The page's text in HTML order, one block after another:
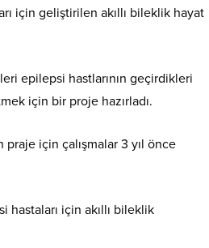
için geliştirilen akıllı bileklik hayat
epilepsi hastlarının geçirdikleri
için bir proje hazırladı.
praje için çalışmalar 3 yıl önce
hastaları için akıllı bileklik